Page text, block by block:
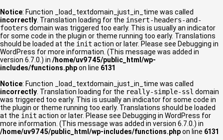
Notice: Function _load_textdomain_just_in_time was called
incorrectly . Translation loading for the insert-headers-and-
footers domain was triggered too early. This is usually an indicator
for some code in the plugin or theme running too early. Translations
should be loaded at the init action or later. Please see Debugging in
WordPress for more information. (This message was added in
version 6.7.0.) in /home/uv9745/public_html/wp-
includes/functions.phpon line 6131
Notice: Function _load_textdomain_just_in_time was called
incorrectly . Translation loading for the really-simple-ssl domain
was triggered too early. This is usually an indicator for some code in
the plugin or theme running too early. Translations should be loaded
at the init action or later. Please see Debugging in WordPress for
more information. (This message was added in version 6.7.0.) in
/home/uv9745/public_html/wp-includes/functions.phpon line 6131